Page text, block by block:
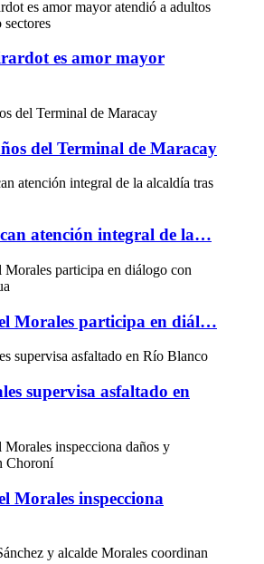
es amor mayor
del Terminal de Maracay
atención integral de la…
Morales participa en diál…
supervisa asfaltado en
Morales inspecciona